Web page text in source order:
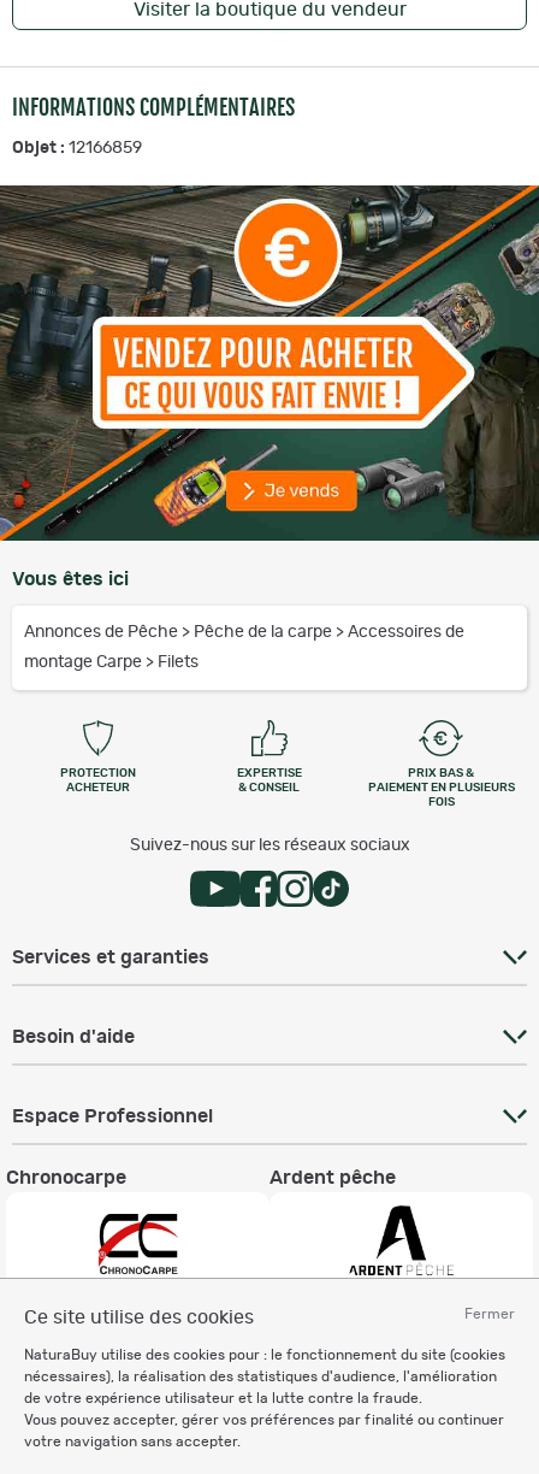
Fermer
Ce site utilise des cookies
NaturaBuy utilise des cookies pour : le fonctionnement du site (cookies
nécessaires), la réalisation des statistiques d'audience, l'amélioration
de votre expérience utilisateur et la lutte contre la fraude.
Vous pouvez accepter, gérer vos préférences par finalité ou continuer
votre navigation sans accepter.
Visiter la boutique du vendeur
INFORMATIONS COMPLÉMENTAIRES
Objet : 12166859
Vous êtes ici
Annonces de Pêche > Pêche de la carpe > Accessoires de
montage Carpe > Filets
PROTECTION
ACHETEUR
EXPERTISE
& CONSEIL
PRIX BAS &
PAIEMENT EN PLUSIEURS
FOIS
Suivez-nous sur les réseaux sociaux
Services et garanties
Besoin d'aide
Espace Professionnel
Chronocarpe Ardent pêche
Charte éthique
Mentions légales
Règlement & Conditions d'utilisation
Politique de protection